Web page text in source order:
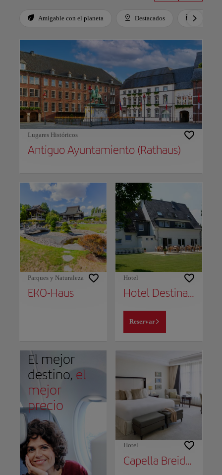
Amigable con el planeta Destacados
Para
Lugares Históricos
Antiguo Ayuntamiento (Rathaus)
Parques y Naturaleza
EKO-Haus
Hotel
Hotel Destination 21
Reservar
El mejor
destino, el
mejor
precio
Hotel
Capella Breidenbacher Hof Düsseldorf